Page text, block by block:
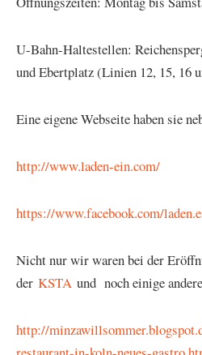
U-Bahn-Haltestellen:
und Ebertplatz (Linien 12, 15, 16
Eine eigene Webseite haben sie
http://www.laden-ein.com/
https://www.facebook.com/
Nicht nur wir waren bei der
der KSTA und noch einige
http://